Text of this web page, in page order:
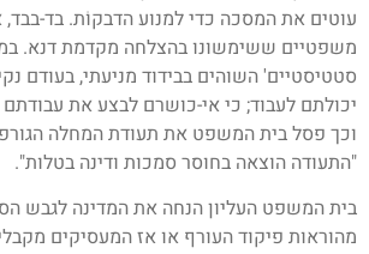
עוטים את המסכה כדי למנוע הדבקוֹת. בד-
משפטיים ששימשונו בהצלחה מקדמת דנא.
סטטיסטיים' השוהים בבידוד מניעתי, בעודם
יכולתם לעבוד; כי אי-כושרם לבצע את עבודתם
וכך פסל בית המשפט את תעודת המחלה
"התעודה הוצאה בחוסר סמכות ודינה בטלות".
בית המשפט העליון הנחה את המדינה לגבש
מהוראות פיקוד העורף או אז המעסיקים